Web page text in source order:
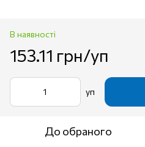
В наявності
153.11 грн/уп
уп
До обраного